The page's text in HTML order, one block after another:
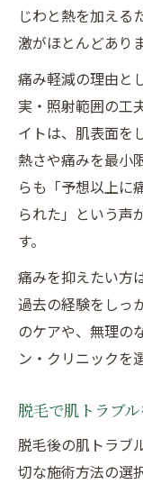
じわと熱を加える
激がほとんどあり
痛み軽減の理由と
実・照射範囲の工
イトは、肌表面を
熱さや痛みを最小
らも「予想以上に
られた」という声
す。
痛みを抑えたい方
過去の経験をしっ
のケアや、無理の
ン・クリニックを
脱毛で肌トラブ
脱毛後の肌トラブ
切な施術方法の選